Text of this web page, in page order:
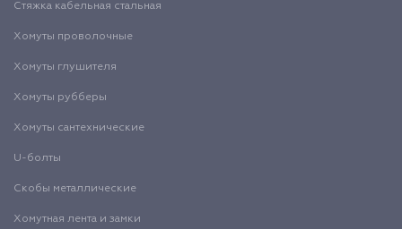
Стяжка кабельная стальная
Хомуты проволочные
Хомуты глушителя
Хомуты рубберы
Хомуты сантехнические
U-болты
Скобы металлические
Хомутная лента и замки